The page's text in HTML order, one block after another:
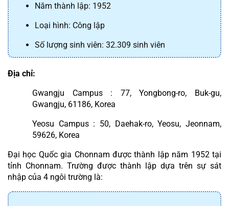
Năm thành lập: 1952
Loại hình: Công lập
Số lượng sinh viên: 32.309 sinh viên
Địa chỉ:
Gwangju Campus : 77, Yongbong-ro, Buk-gu,
Gwangju, 61186, Korea
Yeosu Campus : 50, Daehak-ro, Yeosu, Jeonnam,
59626, Korea
Đại học Quốc gia Chonnam được thành lập năm 1952 tại
tỉnh Chonnam. Trường được thành lập dựa trên sự sát
nhập của 4 ngôi trường là: